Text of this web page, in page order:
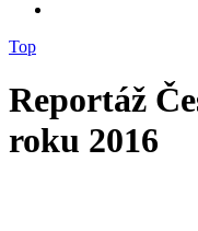
Top
Reportáž
roku 2016